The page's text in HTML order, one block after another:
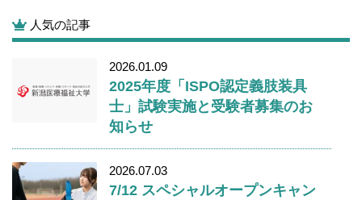
人気の記事
2026.01.09
2025年度「ISPO認定義肢装具
士」試験実施と受験者募集のお
知らせ
2026.07.03
7/12 スペシャルオープンキャン